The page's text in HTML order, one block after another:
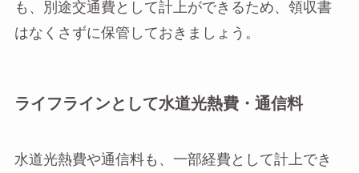
も、別途交通費として計上ができるため、領収書
はなくさずに保管しておきましょう。
ライフラインとして水道光熱費・通信料
水道光熱費や通信料も、一部経費として計上でき